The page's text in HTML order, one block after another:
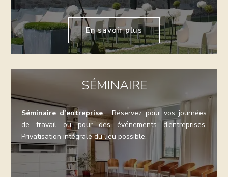
En savoir plus
SÉMINAIRE
Séminaire d’entreprise: Réservez pour vos journées
de travail ou pour des événements d’entreprises.
Privatisation intégrale du lieu possible.